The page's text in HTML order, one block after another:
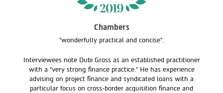
Chambers
"wonderfully practical and concise".
Interviewees note Dubi Gross as an established practitioner
with a "very strong finance practice." He has experience
advising on project finance and syndicated loans with a
particular focus on cross-border acquisition finance and